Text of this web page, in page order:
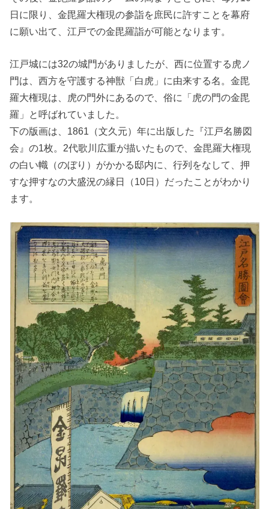
日に限り、金毘羅大権現の参詣を庶民に許すことを幕府
に願い出て、江戸での金毘羅詣が可能となります。
江戸城には32の城門がありましたが、西に位置する虎ノ
門は、西方を守護する神獣「白虎」に由来する名。金毘
羅大権現は、虎の門外にあるので、俗に「虎の門の金毘
羅」と呼ばれていました。
下の版画は、1861（文久元）年に出版した『江戸名勝図
会』の1枚。2代歌川広重が描いたもので、金毘羅大権現
の白い幟（のぼり）がかかる邸内に、行列をなして、押
すな押すなの大盛況の縁日（10日）だったことがわかり
ます。